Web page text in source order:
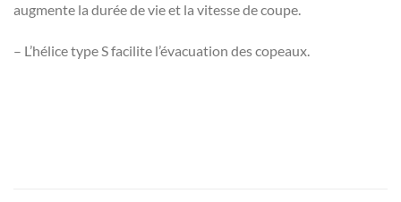
augmente la durée de vie et la vitesse de coupe.
– L’hélice type S facilite l’évacuation des copeaux.